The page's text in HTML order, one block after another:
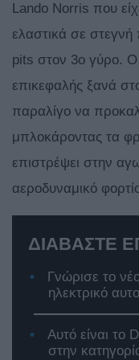
Lando Norris που
ελαστικά σε στεγνή
pits στον 3ο γύρο. Ο
επικεφαλής ξανά
παραλίγο να
μπλοκάροντας τα
επιστρέψει στην
αεροδυναμικό
ΔΙΑΒΑΣΤΕ
Γνώρισε το
ηλεκτρικό
Αυτό είναι το
στην